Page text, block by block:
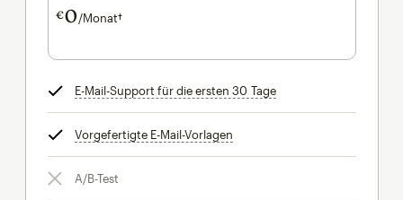
€0 /Monat†pro Monat†
E-Mail-Support für die ersten 30 Tagetooltip
Vorgefertigte E-Mail-Vorlagen
A/B-Test